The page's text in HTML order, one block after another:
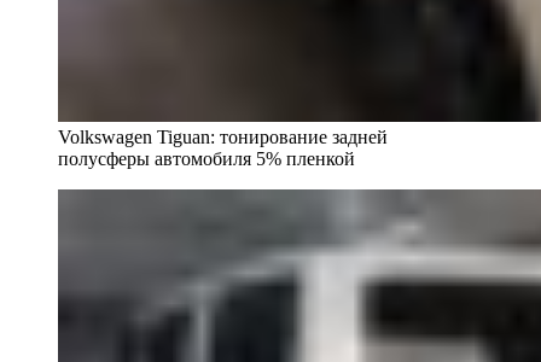
Volkswagen Tiguan: тонирование задней
полусферы автомобиля 5% пленкой